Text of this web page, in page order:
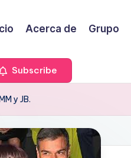
Acerca de Grupo
Subscribe
y JB.